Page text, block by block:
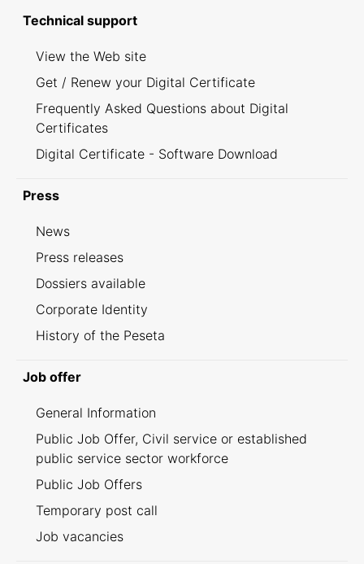
Technical support
View the Web site
Get / Renew your Digital Certificate
Frequently Asked Questions about Digital
Certificates
Digital Certificate - Software Download
Press
News
Press releases
Dossiers available
Corporate Identity
History of the Peseta
Job offer
General Information
Public Job Offer, Civil service or established
public service sector workforce
Public Job Offers
Temporary post call
Job vacancies